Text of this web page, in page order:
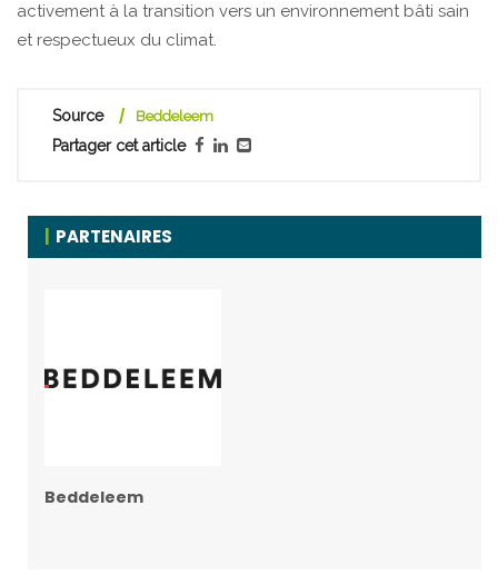
activement à la transition vers un environnement bâti sain
et respectueux du climat.
Source Beddeleem
Partager cet article
PARTENAIRES
Beddeleem